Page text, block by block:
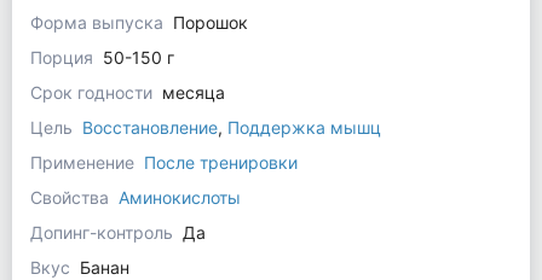
Форма выпуска Порошок
Порция 50-150 г
Срок годности месяца
Цель Восстановление, Поддержка мышц
Применение После тренировки
Свойства Аминокислоты
Допинг-контроль Да
Вкус Банан